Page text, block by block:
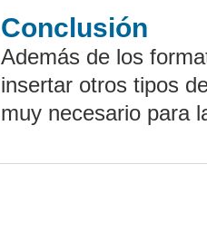
Conclusión
Además de los
insertar otros tipos
muy necesario para